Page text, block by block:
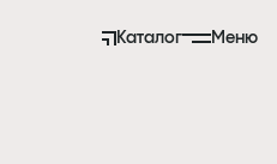
Каталог Меню